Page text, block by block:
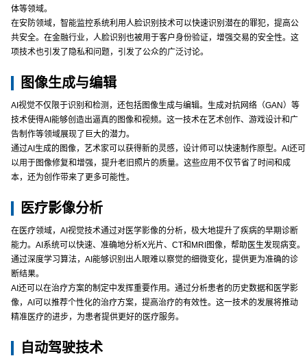
体等领域。
在安防领域，智能监控系统利用人脸识别技术可以快速识别潜在的罪犯，提高公
共安全。在金融行业，人脸识别也被用于客户身份验证，增强交易的安全性。这
项技术也引发了隐私和问题，引发了公众的广泛讨论。
图像生成与编辑
AI视觉不仅限于识别和检测，还包括图像生成与编辑。生成对抗网络（GAN）等
技术使得AI能够创造出逼真的图像和视频。这一技术在艺术创作、游戏设计和广
告制作等领域展现了巨大的潜力。
通过AI生成的图像，艺术家可以获得新的灵感，设计师可以快速制作原型。AI还可
以用于图像修复和增强，提升老旧照片的质量。这些应用不仅节省了时间和成
本，还为创作带来了更多可能性。
医疗影像分析
在医疗领域，AI视觉技术通过对医学影像的分析，极大地提升了疾病的早期诊断
能力。AI系统可以快速、准确地分析X光片、CT和MRI图像，帮助医生发现病变。
通过深度学习算法，AI能够识别出人眼难以察觉的细微变化，提供更为准确的诊
断结果。
AI还可以在治疗方案的制定中发挥重要作用。通过分析患者的历史数据和医学影
像，AI可以推荐个性化的治疗方案，提高治疗的有效性。这一技术的发展将推动
精准医疗的进步，为患者提供更好的医疗服务。
自动驾驶技术